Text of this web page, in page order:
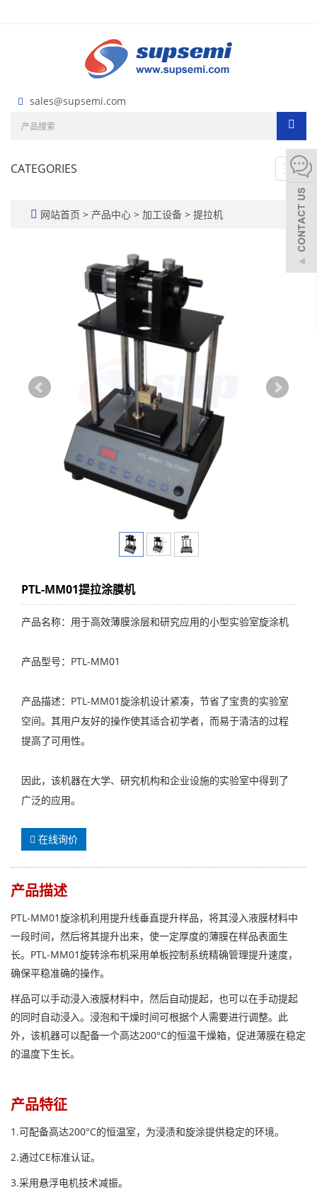
sales@supsemi.com
CATEGORIES
网站首页 > 产品中心 > 加工设备 > 提拉机
PTL-MM01提拉涂膜机
产品名称：用于高效薄膜涂层和研究应用的小型实验室旋涂机
产品型号：PTL-MM01
产品描述：PTL-MM01旋涂机设计紧凑，节省了宝贵的实验室
空间。其用户友好的操作使其适合初学者，而易于清洁的过程
提高了可用性。
因此，该机器在大学、研究机构和企业设施的实验室中得到了
广泛的应用。
在线询价
产品描述
PTL-MM01旋涂机利用提升线垂直提升样品，将其浸入液膜材料中
一段时间，然后将其提升出来，使一定厚度的薄膜在样品表面生
长。PTL-MM01旋转涂布机采用单板控制系统精确管理提升速度，
确保平稳准确的操作。
样品可以手动浸入液膜材料中，然后自动提起，也可以在手动提起
的同时自动浸入。浸泡和干燥时间可根据个人需要进行调整。此
外，该机器可以配备一个高达200°C的恒温干燥箱，促进薄膜在稳定
的温度下生长。
产品特征
1.可配备高达200°C的恒温室，为浸渍和旋涂提供稳定的环境。
2.通过CE标准认证。
3.采用悬浮电机技术减振。